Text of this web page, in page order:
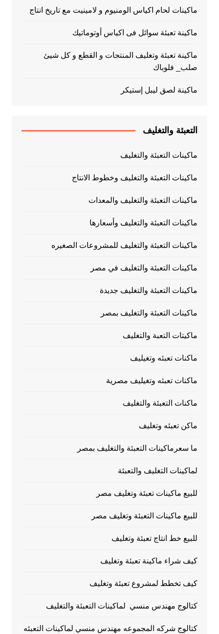
ماكينات لحام اكياس الومنيوم و لامينيت مع تاريخ انتاج
ماكينة تعبئة سوائل فى اكياس أوتوماتيك
ماكينة تعبئة وتغليف المنتجات و القطع و كل شيئ
صلب_ فلوباك
ماكينة لصق ليبل إستيكر
التعبئة والتغليف
ماكينات التعبئة والتغليف
ماكينات التعبئة والتغليف وخطوط الانتاج
ماكينات التعبئة والتغليف والمعدات
ماكينات التعبئة والتغليف وأسعارها
ماكينات التعبئة والتغليف للمشروعات الصغيره
ماكينات التعبئة والتغليف في مصر
ماكينات التعبئة والتغليف جديدة
ماكينات التعبئة والتغليف بمصر
ماكيتات التعبة والتغليف
ماكنات تعبئه وتغيليف
ماكنات تعبئه وتغيليف مصرية
ماكنات التعبئة والتغليف
ماكن تعبئه وتغليف
ما سعرماكينات التعبئة والتغليف بمصر
لماكينات التغليف والتعبئة
للبيع ماكينات تعبئة وتغليف مصر
للبيع ماكينات التعبئة وتغليف مصر
للبيع خط انتاج تعبئة وتغليف
كيف شراء ماكينة تعبئة وتغليف
كيف تخطط لمشروع تعبئة وتغليف
كتالوج مهندس منسي لماكينات التعبئة والتغليف
كتالوج شركه المجموعه مهندس منسي لماكينات التعبئه